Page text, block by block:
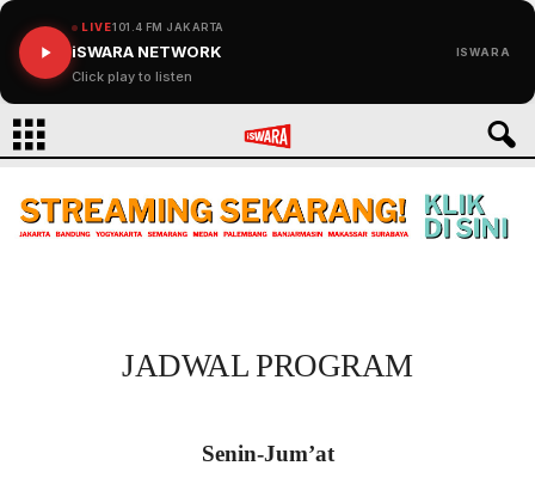
LIVE101.4 FM JAKARTA
iSWARA NETWORK
Click play to listen
ISWARA
JADWAL PROGRAM
Senin-Jum’at